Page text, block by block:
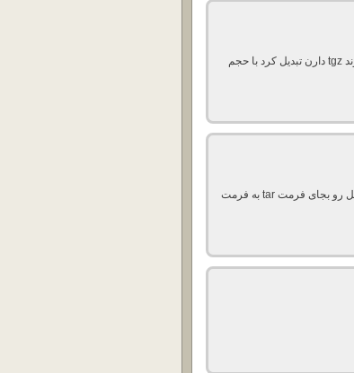
آیا میشه فریمورهای ریکاوری گوشی هارو به فریمور فست بوت که پسوند tgz دارن تبدیل کرد با حجم
آقا خدا خیرت بده کلی تو این برنامه 7-zip گشتم تا ببینم چطور میشه فایل رو بجای فرمت tar به فرمت